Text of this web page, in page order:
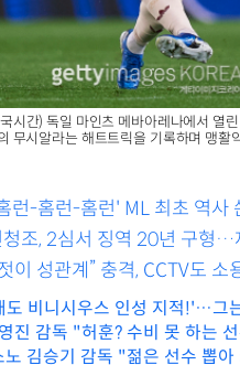
시간) 독일 마인츠 메바아레나에서
무시알라는 해트트릭을 기록하며 맹활
런-홈런-홈런' ML 최초 역
조, 2심서 징역 20년 구형…
이 성관계” 충격, CCTV도 소
도 비니시우스 인성 지적!'…그
행동을 하지 않는다"
진 감독 "허훈? 수비 못 하는
김승기 감독 "젊은 선수 뽑아